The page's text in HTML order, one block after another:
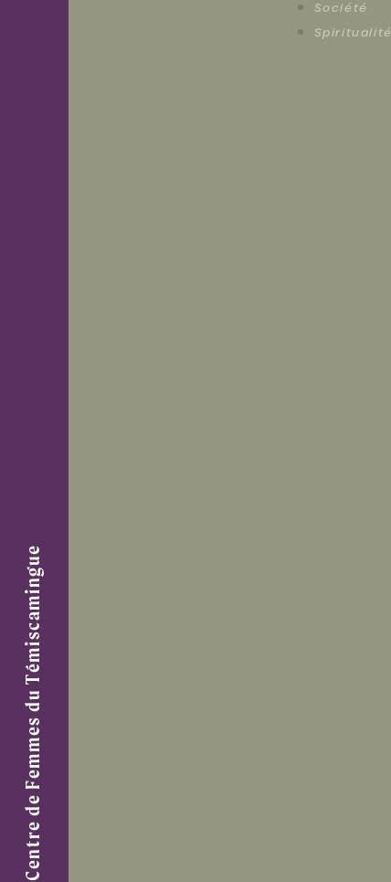
Centre de Femmes du Témiscamingue
Société
Spiritualité